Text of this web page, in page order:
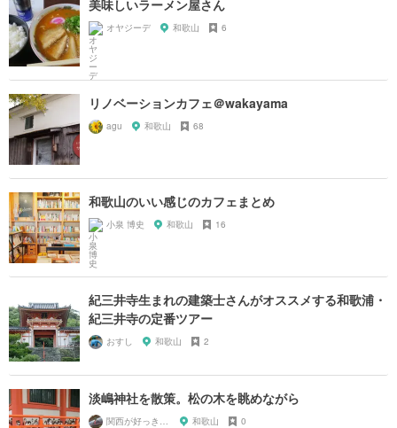
美味しいラーメン屋さん
オヤジーデ 和歌山 6
リノベーションカフェ＠wakayama
agu 和歌山 68
和歌山のいい感じのカフェまとめ
小泉 博史 和歌山 16
紀三井寺生まれの建築士さんがオススメする和歌浦・
紀三井寺の定番ツアー
おすし 和歌山 2
淡嶋神社を散策。松の木を眺めながら
和歌山 0